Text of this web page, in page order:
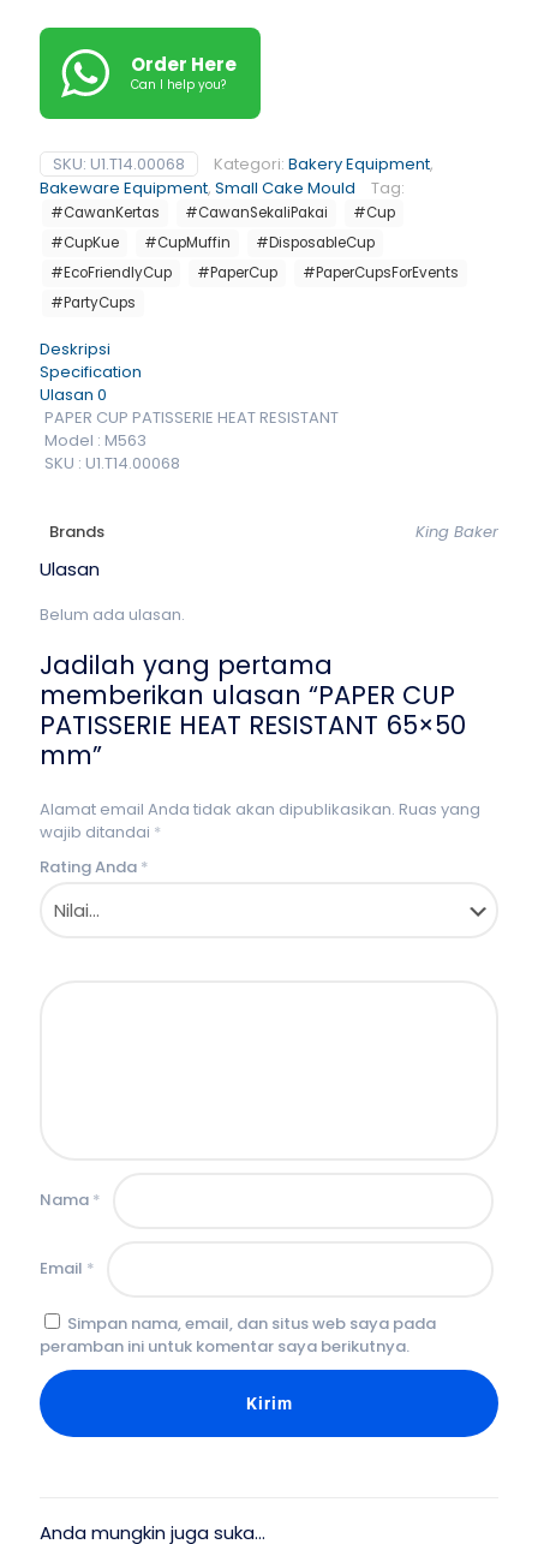
Order Here
Can I help you?
SKU: U1.T14.00068 Kategori: Bakery Equipment,
Bakeware Equipment, Small Cake Mould Tag:
#CawanKertas #CawanSekaliPakai
#Cup
#CupKue
#CupMuffin
#DisposableCup
#EcoFriendlyCup
#PaperCup
#PaperCupsForEvents
#PartyCups
Deskripsi
Specification
Ulasan 0
PAPER CUP PATISSERIE HEAT RESISTANT
Model : M563
SKU : U1.T14.00068
Brands King Baker
Ulasan
Belum ada ulasan.
Jadilah yang pertama
memberikan ulasan “PAPER CUP
PATISSERIE HEAT RESISTANT 65×50
mm”
Alamat email Anda tidak akan dipublikasikan. Ruas yang
wajib ditandai *
Rating Anda *
Nama *
Email *
Simpan nama, email, dan situs web saya pada
peramban ini untuk komentar saya berikutnya.
Anda mungkin juga suka…